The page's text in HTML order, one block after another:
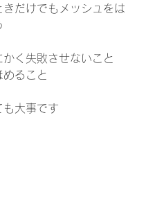
きだけでもメッシュをは
かく失敗させないこと
めること
も大事です